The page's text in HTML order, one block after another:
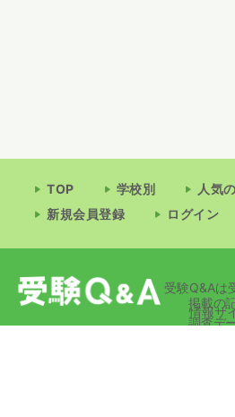
TOP 学校別
人気
新規会員登録
ログイン
受験Q&Aは
情報サ
掲載の
調査デ